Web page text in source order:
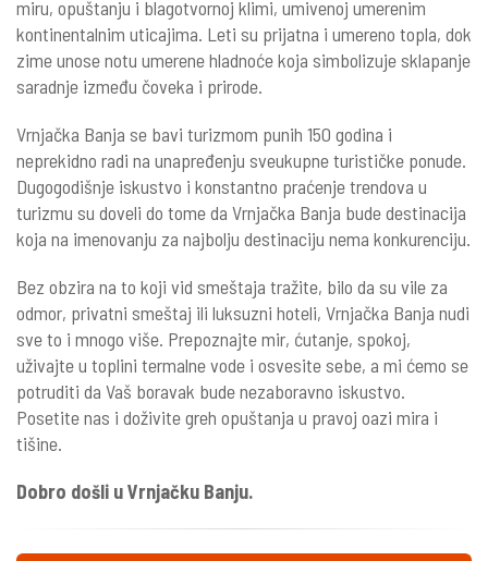
miru, opuštanju i blagotvornoj klimi, umivenoj umerenim
kontinentalnim uticajima. Leti su prijatna i umereno topla, dok
zime unose notu umerene hladnoće koja simbolizuje sklapanje
saradnje između čoveka i prirode.
Vrnjačka Banja se bavi turizmom punih 150 godina i
neprekidno radi na unapređenju sveukupne turističke ponude.
Dugogodišnje iskustvo i konstantno praćenje trendova u
turizmu su doveli do tome da Vrnjačka Banja bude destinacija
koja na imenovanju za najbolju destinaciju nema konkurenciju.
Bez obzira na to koji vid smeštaja tražite, bilo da su vile za
odmor, privatni smeštaj ili luksuzni hoteli, Vrnjačka Banja nudi
sve to i mnogo više. Prepoznajte mir, ćutanje, spokoj,
uživajte u toplini termalne vode i osvesite sebe, a mi ćemo se
potruditi da Vaš boravak bude nezaboravno iskustvo.
Posetite nas i doživite greh opuštanja u pravoj oazi mira i
tišine.
Dobro došli u Vrnjačku Banju.